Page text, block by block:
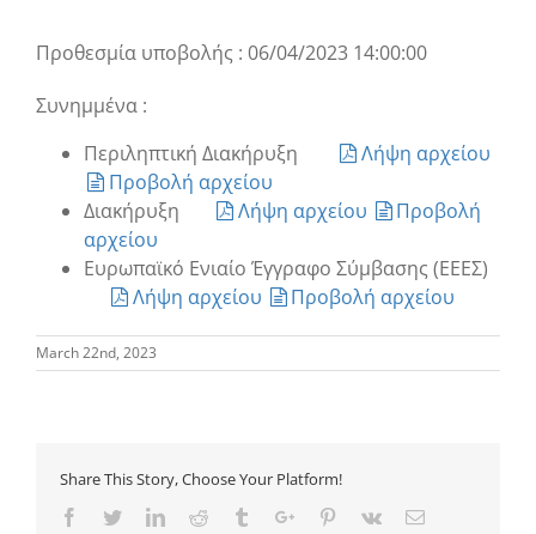
Προθεσμία υποβολής : 06/04/2023 14:00:00
Συνημμένα :
Περιληπτική Διακήρυξη
Λήψη αρχείου
Προβολή αρχείου
Διακήρυξη
Λήψη αρχείου
Προβολή
αρχείου
Ευρωπαϊκό Ενιαίο Έγγραφο Σύμβασης (ΕΕΕΣ)
Λήψη αρχείου
Προβολή αρχείου
March 22nd, 2023
Share This Story, Choose Your Platform!
Facebook
TwitterLinkedinReddit TumblrGoogle+Pinterest
Vk Email